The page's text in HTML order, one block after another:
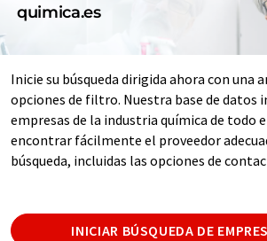
quimica.es
Inicie su búsqueda dirigida ahora con una
opciones de filtro. Nuestra base de datos
empresas de la industria química de todo
encontrar fácilmente el proveedor
búsqueda, incluidas las opciones de
INICIAR BÚSQUEDA DE